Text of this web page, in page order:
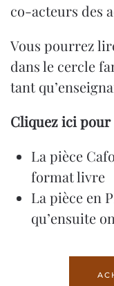
co-acteurs des
Vous pourrez
dans le cercle
tant
Cliquez ici pour
La pièce
format livre
La pièce en
qu’ensuite